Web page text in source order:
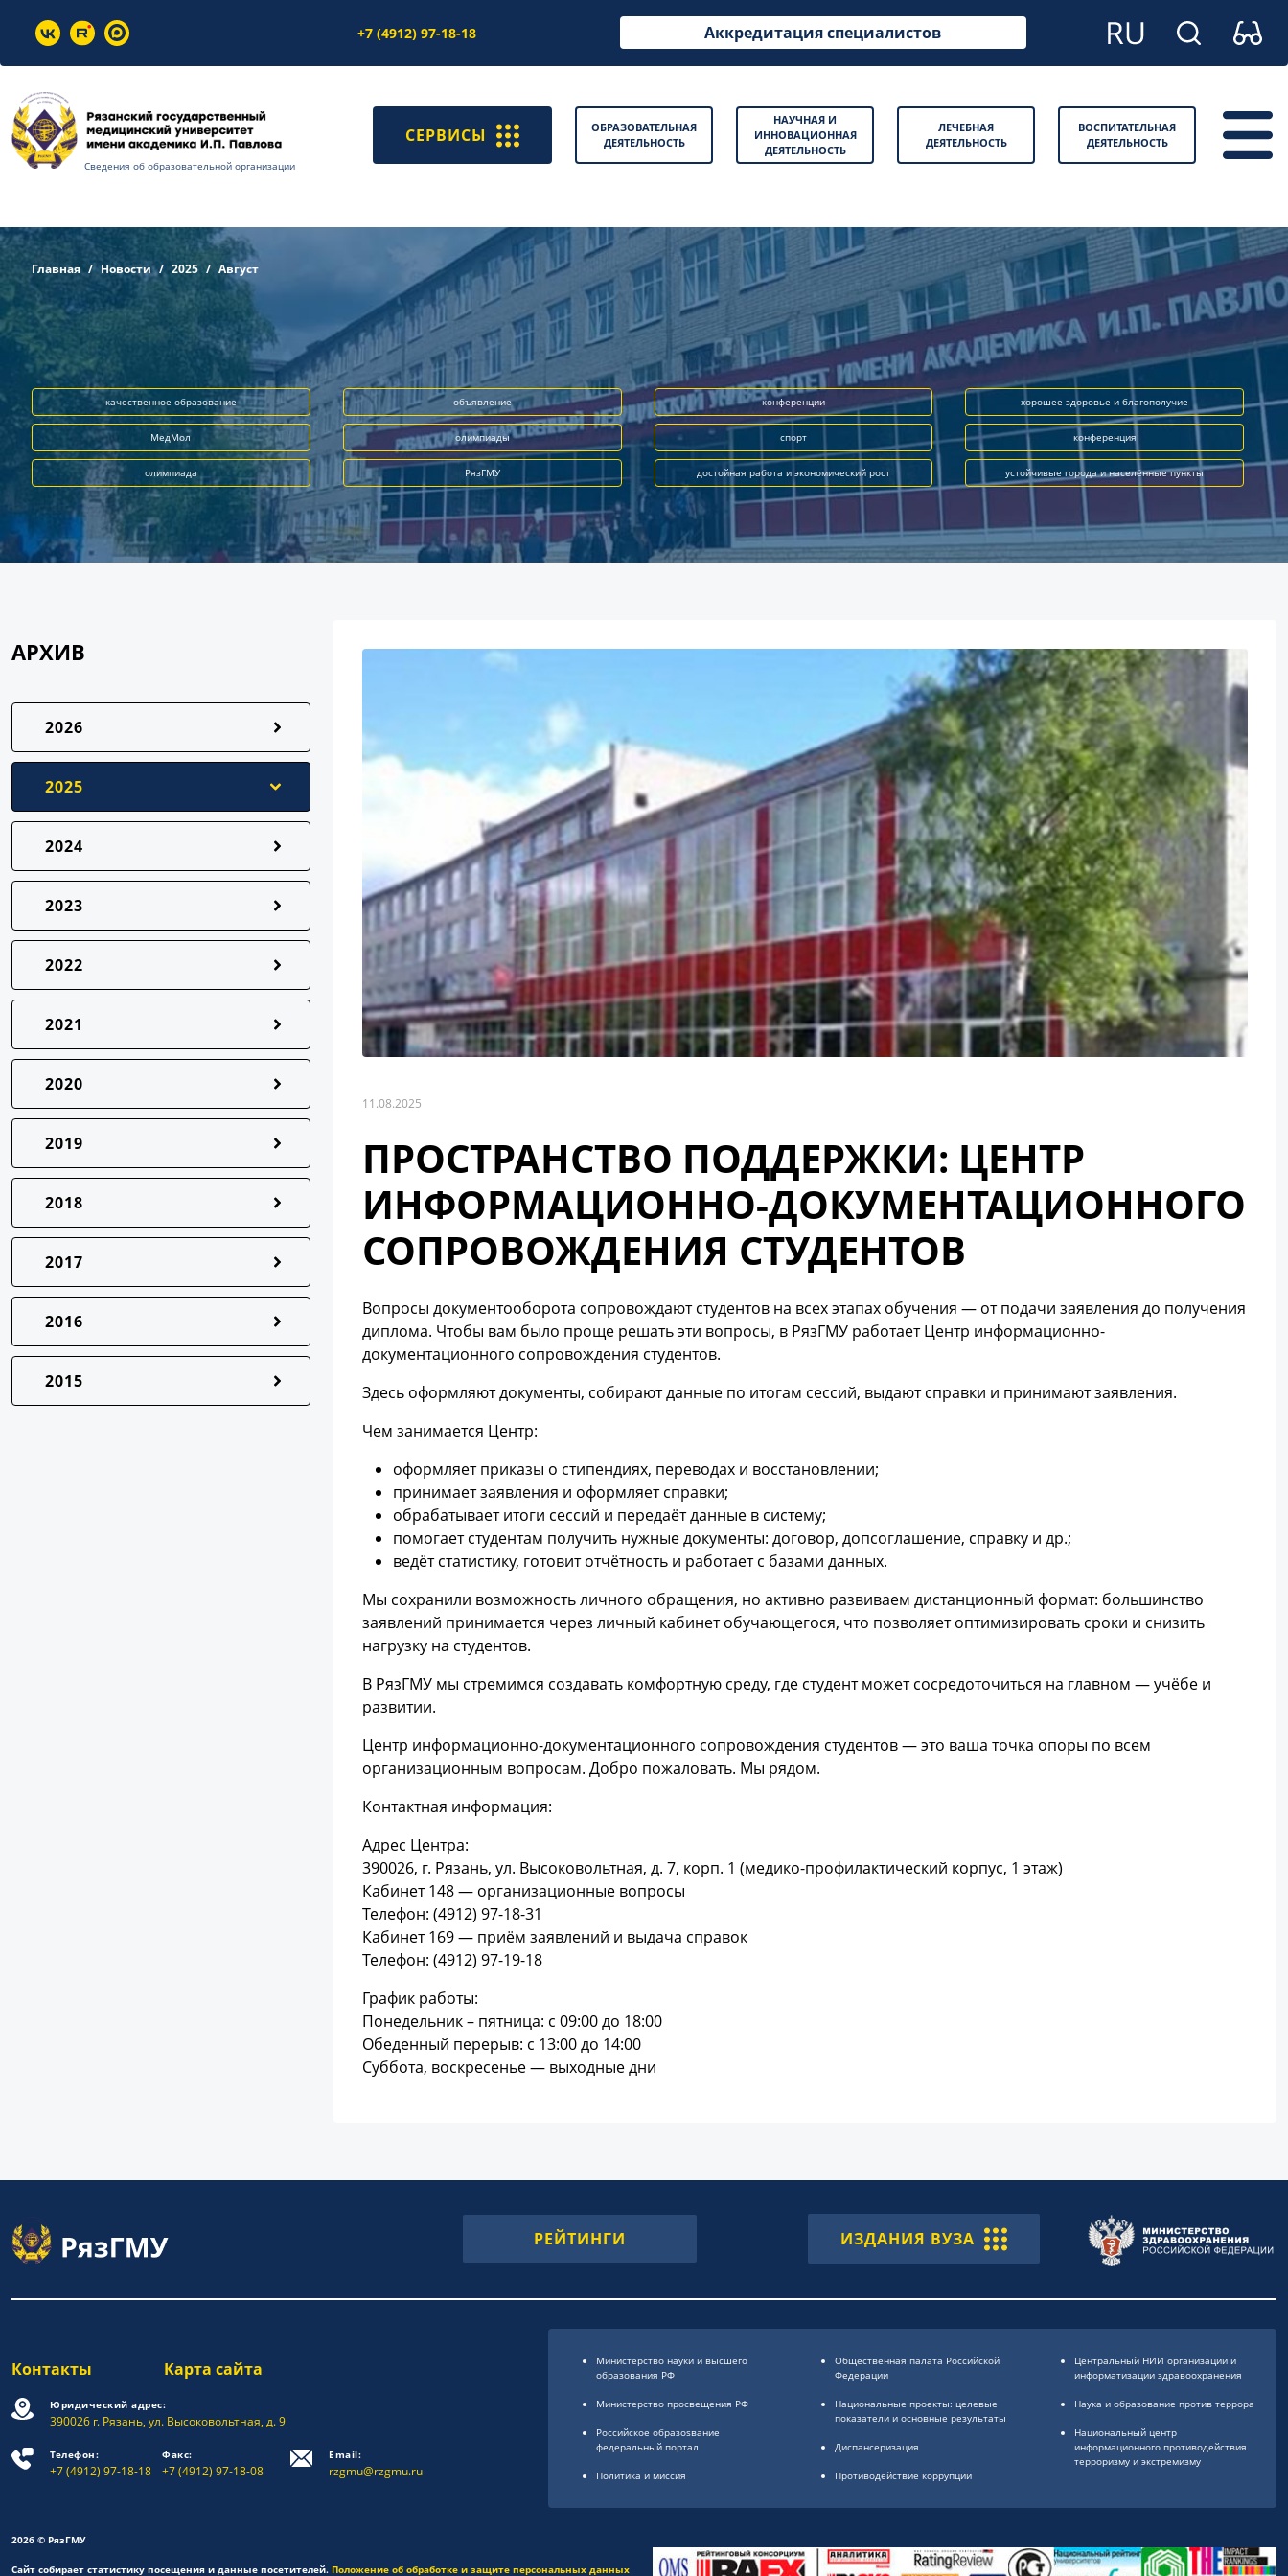
+7 (4912) 97-18-18 Аккредитация специалистов
Сведения об образовательной организации
СЕРВИСЫ
ОБРАЗОВАТЕЛЬНАЯ
ДЕЯТЕЛЬНОСТЬ
НАУЧНАЯ И
ИННОВАЦИОННАЯ
ДЕЯТЕЛЬНОСТЬ
ЛЕЧЕБНАЯ
ДЕЯТЕЛЬНОСТЬ
ВОСПИТАТЕЛЬНАЯ
ДЕЯТЕЛЬНОСТЬ
Главная Новости 2025 Август
качественное образование объявление конференции хорошее здоровье и благополучие
МедМол олимпиады спорт конференция
олимпиада РязГМУ достойная работа и экономический рост устойчивые города и населённые пункты
АРХИВ
2026
2025
2024
2023
2022
2021
2020
2019
2018
2017
2016
2015
11.08.2025
ПРОСТРАНСТВО ПОДДЕРЖКИ: ЦЕНТР
ИНФОРМАЦИОННО-ДОКУМЕНТАЦИОННОГО
СОПРОВОЖДЕНИЯ СТУДЕНТОВ
Вопросы документооборота сопровождают студентов на всех этапах обучения — от подачи заявления до получения
диплома. Чтобы вам было проще решать эти вопросы, в РязГМУ работает Центр информационно-
документационного сопровождения студентов.
Здесь оформляют документы, собирают данные по итогам сессий, выдают справки и принимают заявления.
Чем занимается Центр:
оформляет приказы о стипендиях, переводах и восстановлении;
принимает заявления и оформляет справки;
обрабатывает итоги сессий и передаёт данные в систему;
помогает студентам получить нужные документы: договор, допсоглашение, справку и др.;
ведёт статистику, готовит отчётность и работает с базами данных.
Мы сохранили возможность личного обращения, но активно развиваем дистанционный формат: большинство
заявлений принимается через личный кабинет обучающегося, что позволяет оптимизировать сроки и снизить
нагрузку на студентов.
В РязГМУ мы стремимся создавать комфортную среду, где студент может сосредоточиться на главном — учёбе и
развитии.
Центр информационно-документационного сопровождения студентов — это ваша точка опоры по всем
организационным вопросам. Добро пожаловать. Мы рядом.
Контактная информация:
Адрес Центра:
390026, г. Рязань, ул. Высоковольтная, д. 7, корп. 1 (медико-профилактический корпус, 1 этаж)
Кабинет 148 — организационные вопросы
Телефон: (4912) 97-18-31
Кабинет 169 — приём заявлений и выдача справок
Телефон: (4912) 97-19-18
График работы:
Понедельник – пятница: с 09:00 до 18:00
Обеденный перерыв: с 13:00 до 14:00
Суббота, воскресенье — выходные дни
РЕЙТИНГИ ИЗДАНИЯ ВУЗА
Контакты Карта сайта
Юридический адрес:
390026 г. Рязань, ул. Высоковольтная, д. 9
Телефон:
+7 (4912) 97-18-18
Факс:
+7 (4912) 97-18-08
Email:
rzgmu@rzgmu.ru
Министерство науки и высшего
образования РФ
Министерство просвещения РФ
Российское образоsвание
федеральный портал
Политика и миссия
Общественная палата Российской
Федерации
Национальные проекты: целевые
показатели и основные результаты
Диспансеризация
Противодействие коррупции
Центральный НИИ организации и
информатизации здравоохранения
Наука и образование против террора
Национальный центр
информационного противодействия
терроризму и экстремизму
2026 © РязГМУ
Сайт собирает статистику посещения и данные посетителей. Положение об обработке и защите персональных данных